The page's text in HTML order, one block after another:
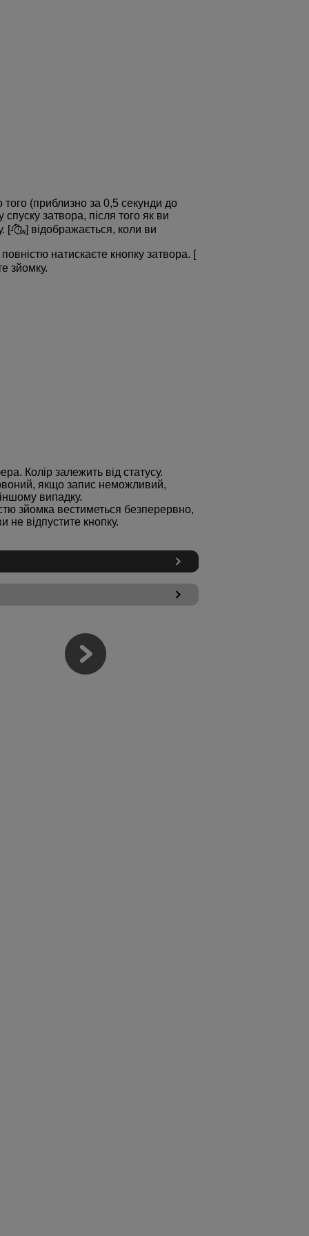
(приблизно за 0,5 секунди до
затвора, після того як ви
[
] відображається, коли ви
натискаєте кнопку затвора. [
зйомку.
Колір залежить від статусу.
якщо запис неможливий,
випадку.
зйомка вестиметься безперервно,
відпустите кнопку.